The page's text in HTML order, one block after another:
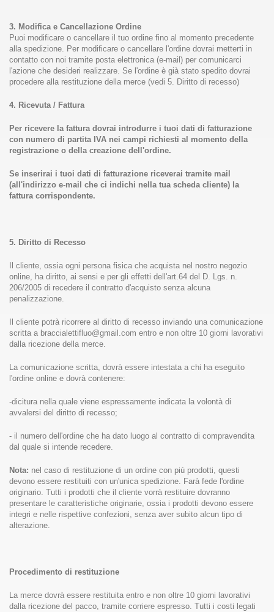
3. Modifica e Cancellazione Ordine
Puoi modificare o cancellare il tuo ordine fino al momento precedente
alla spedizione. Per modificare o cancellare l'ordine dovrai metterti in
contatto con noi tramite posta elettronica (e-mail) per comunicarci
l'azione che desideri realizzare. Se l'ordine è già stato spedito dovrai
procedere alla restituzione della merce (vedi 5. Diritto di recesso)
4. Ricevuta / Fattura
Per ricevere la fattura dovrai introdurre i tuoi dati di fatturazione
con numero di partita IVA nei campi richiesti al momento della
registrazione o della creazione dell'ordine.
Se inserirai i tuoi dati di fatturazione riceverai tramite mail
(all'indirizzo e-mail che ci indichi nella tua scheda cliente) la
fattura corrispondente.
5. Diritto di Recesso
Il cliente, ossia ogni persona fisica che acquista nel nostro negozio
online, ha diritto, ai sensi e per gli effetti dell'art.64 del D. Lgs. n.
206/2005 di recedere il contratto d'acquisto senza alcuna
penalizzazione.
Il cliente potrà ricorrere al diritto di recesso inviando una comunicazione
scritta a braccialettifluo@gmail.com entro e non oltre 10 giorni lavorativi
dalla ricezione della merce.
La comunicazione scritta, dovrà essere intestata a chi ha eseguito
l'ordine online e dovrà contenere:
-dicitura nella quale viene espressamente indicata la volontà di
avvalersi del diritto di recesso;
- il numero dell'ordine che ha dato luogo al contratto di compravendita
dal quale si intende recedere.
Nota: nel caso di restituzione di un ordine con più prodotti, questi
devono essere restituiti con un'unica spedizione. Farà fede l'ordine
originario. Tutti i prodotti che il cliente vorrà restituire dovranno
presentare le caratteristiche originarie, ossia i prodotti devono essere
integri e nelle rispettive confezioni, senza aver subito alcun tipo di
alterazione.
Procedimento di restituzione
La merce dovrà essere restituita entro e non oltre 10 giorni lavorativi
dalla ricezione del pacco, tramite corriere espresso. Tutti i costi legati